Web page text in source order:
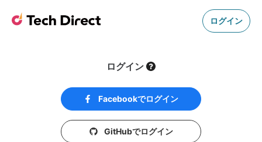
ログイン
ログイン
Facebookでログイン
GitHubでログイン